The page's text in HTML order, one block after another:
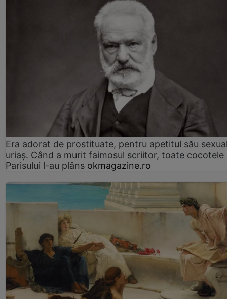
Era adorat de prostituate, pentru apetitul său
uriaș. Când a murit faimosul scriitor, toate cocotele
Parisului l-au plâns okmagazine.ro